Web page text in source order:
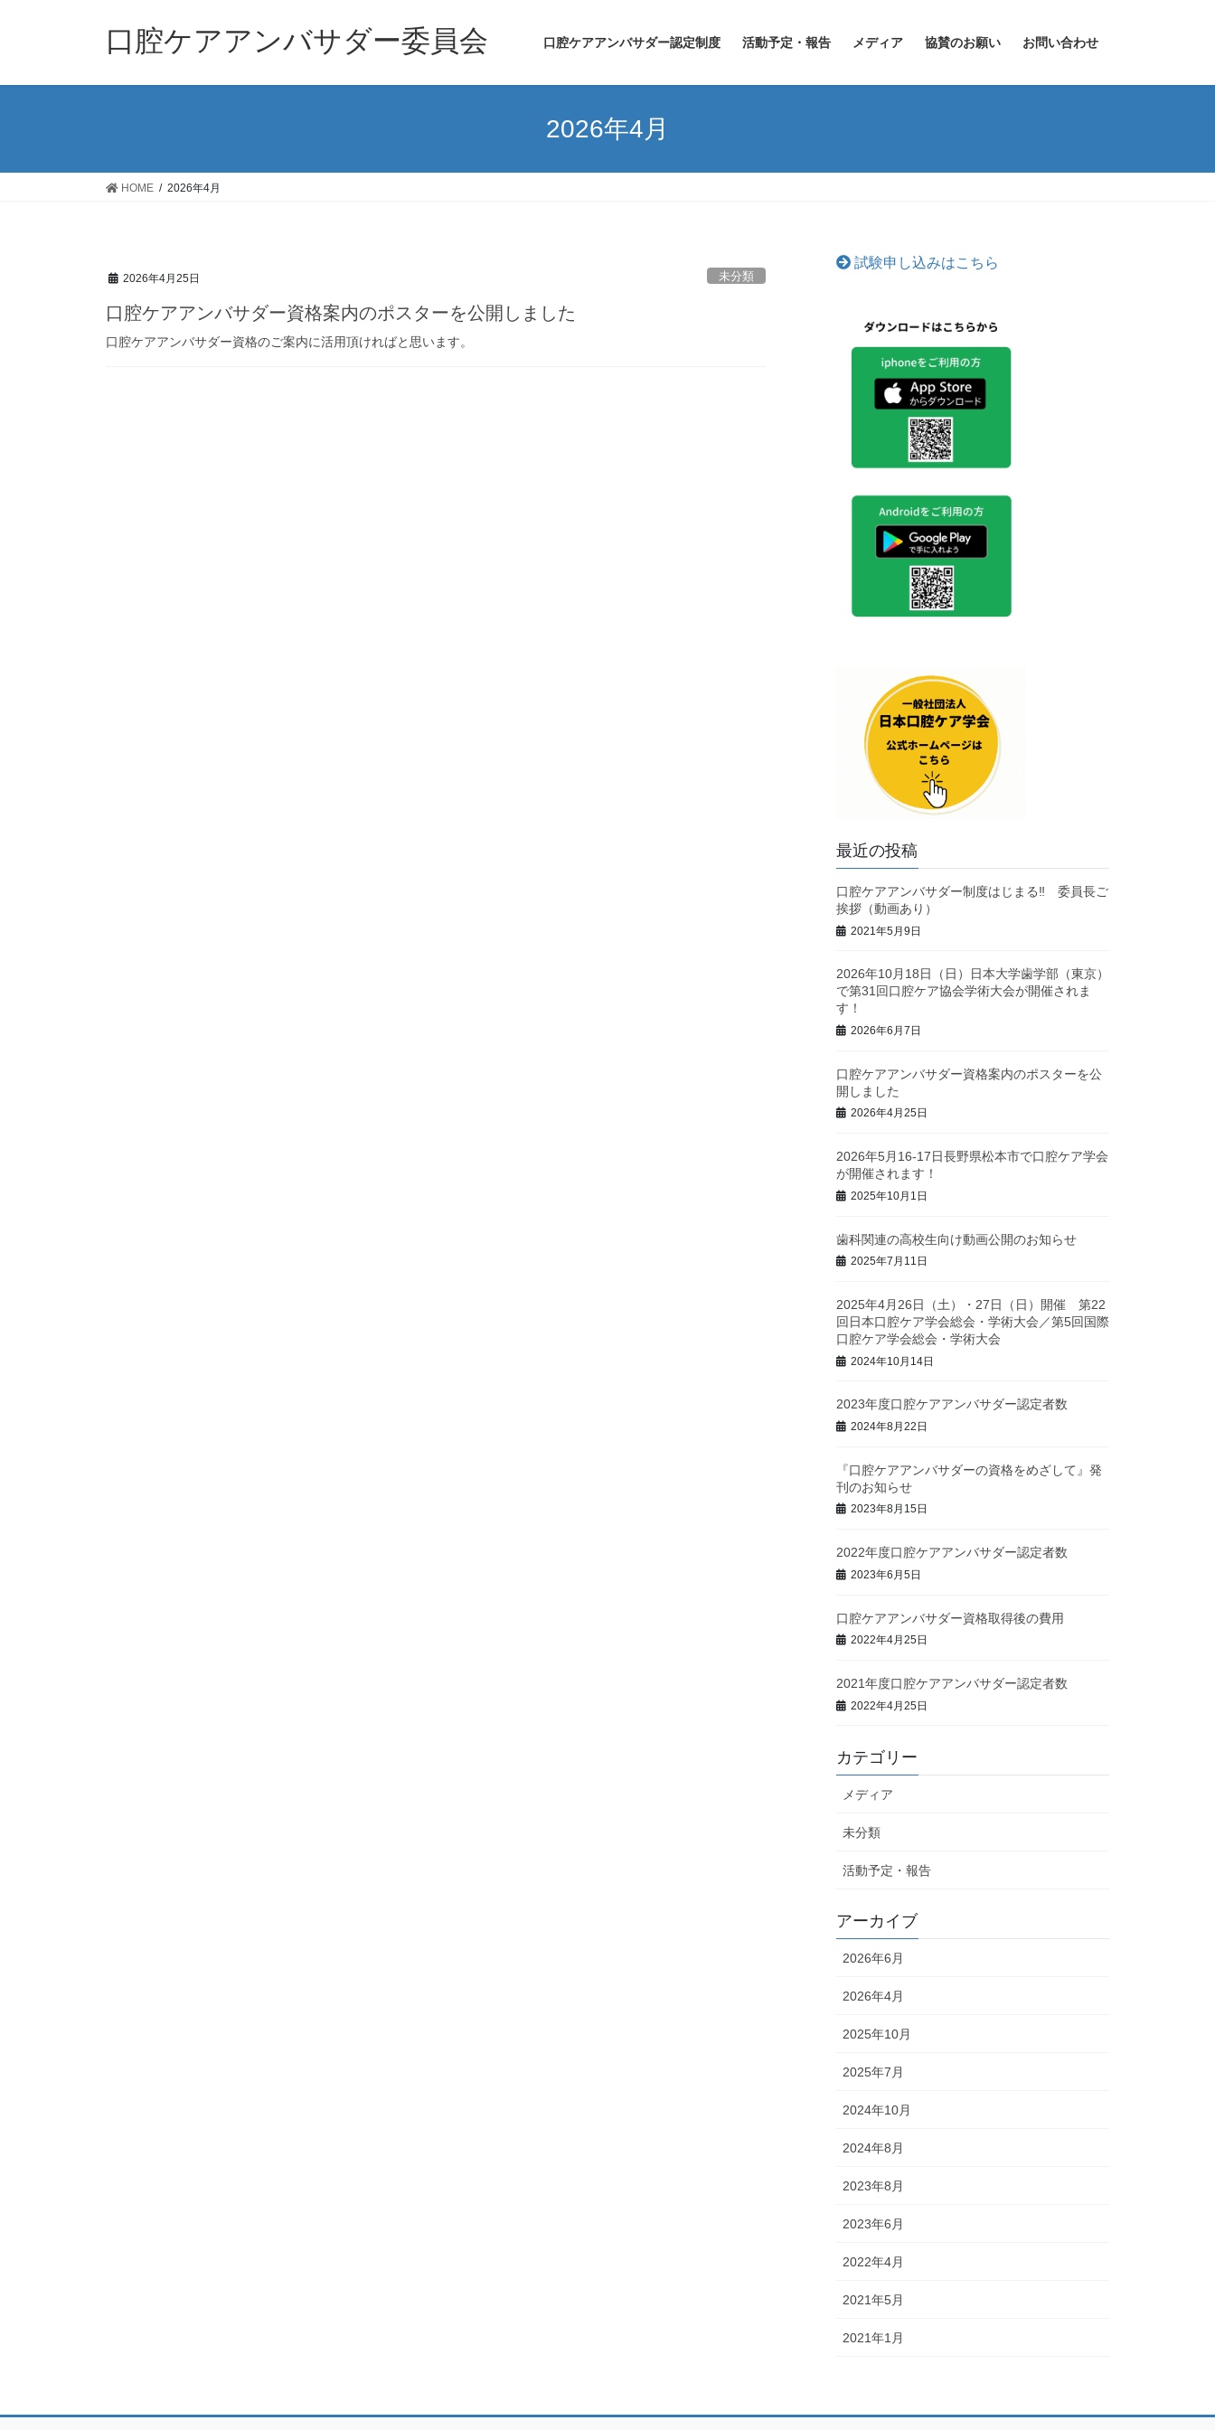
口腔ケアアンバサダー委員会 口腔ケアアンバサダー認定制度 活動予定・報告 メディア 協賛のお願い お問い合わせ
2026年4月
HOME 2026年4月
2026年4月25日 未分類
口腔ケアアンバサダー資格案内のポスターを公開しました
口腔ケアアンバサダー資格のご案内に活用頂ければと思います。
試験申し込みはこちら
最近の投稿
口腔ケアアンバサダー制度はじまる‼ 委員長ご
挨拶（動画あり）
2021年5月9日
2026年10月18日（日）日本大学歯学部（東京）
で第31回口腔ケア協会学術大会が開催されま
す！
2026年6月7日
口腔ケアアンバサダー資格案内のポスターを公
開しました
2026年4月25日
2026年5月16-17日長野県松本市で口腔ケア学会
が開催されます！
2025年10月1日
歯科関連の高校生向け動画公開のお知らせ
2025年7月11日
2025年4月26日（土）・27日（日）開催 第22
回日本口腔ケア学会総会・学術大会／第5回国際
口腔ケア学会総会・学術大会
2024年10月14日
2023年度口腔ケアアンバサダー認定者数
2024年8月22日
『口腔ケアアンバサダーの資格をめざして』発
刊のお知らせ
2023年8月15日
2022年度口腔ケアアンバサダー認定者数
2023年6月5日
口腔ケアアンバサダー資格取得後の費用
2022年4月25日
2021年度口腔ケアアンバサダー認定者数
2022年4月25日
カテゴリー
メディア
未分類
活動予定・報告
アーカイブ
2026年6月
2026年4月
2025年10月
2025年7月
2024年10月
2024年8月
2023年8月
2023年6月
2022年4月
2021年5月
2021年1月